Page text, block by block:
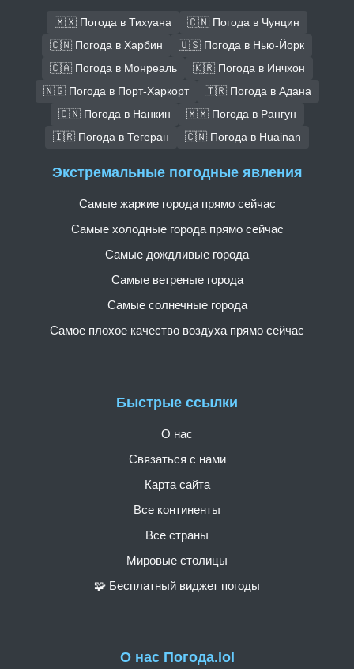
🇲🇽 Погода в Тихуана
🇨🇳 Погода в Чунцин
🇨🇳 Погода в Харбин
🇺🇸 Погода в Нью-Йорк
🇨🇦 Погода в Монреаль
🇰🇷 Погода в Инчхон
🇳🇬 Погода в Порт-Харкорт
🇹🇷 Погода в Адана
🇨🇳 Погода в Нанкин
🇲🇲 Погода в Рангун
🇮🇷 Погода в Тегеран
🇨🇳 Погода в Huainan
О нас Погода.lol
Быстрые ссылки
О нас
Связаться с нами
Карта сайта
Все континенты
Все страны
Мировые столицы
🧩 Бесплатный виджет погоды
Экстремальные погодные явления
Самые жаркие города прямо сейчас
Самые холодные города прямо сейчас
Самые дождливые города
Самые ветреные города
Самые солнечные города
Самое плохое качество воздуха прямо сейчас